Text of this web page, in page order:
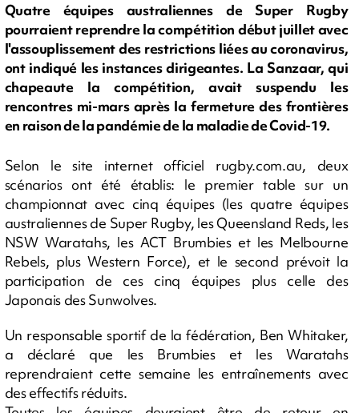
Quatre équipes australiennes de Super Rugby
pourraient reprendre la compétition début juillet avec
l'assouplissement des restrictions liées au coronavirus,
ont indiqué les instances dirigeantes. La Sanzaar, qui
chapeaute la compétition, avait suspendu les
rencontres mi-mars après la fermeture des frontières
en raison de la pandémie de la maladie de Covid-19.
Selon le site internet officiel rugby.com.au, deux
scénarios ont été établis: le premier table sur un
championnat avec cinq équipes (les quatre équipes
australiennes de Super Rugby, les Queensland Reds, les
NSW Waratahs, les ACT Brumbies et les Melbourne
Rebels, plus Western Force), et le second prévoit la
participation de ces cinq équipes plus celle des
Japonais des Sunwolves.
Un responsable sportif de la fédération, Ben Whitaker,
a déclaré que les Brumbies et les Waratahs
reprendraient cette semaine les entraînements avec
des effectifs réduits.